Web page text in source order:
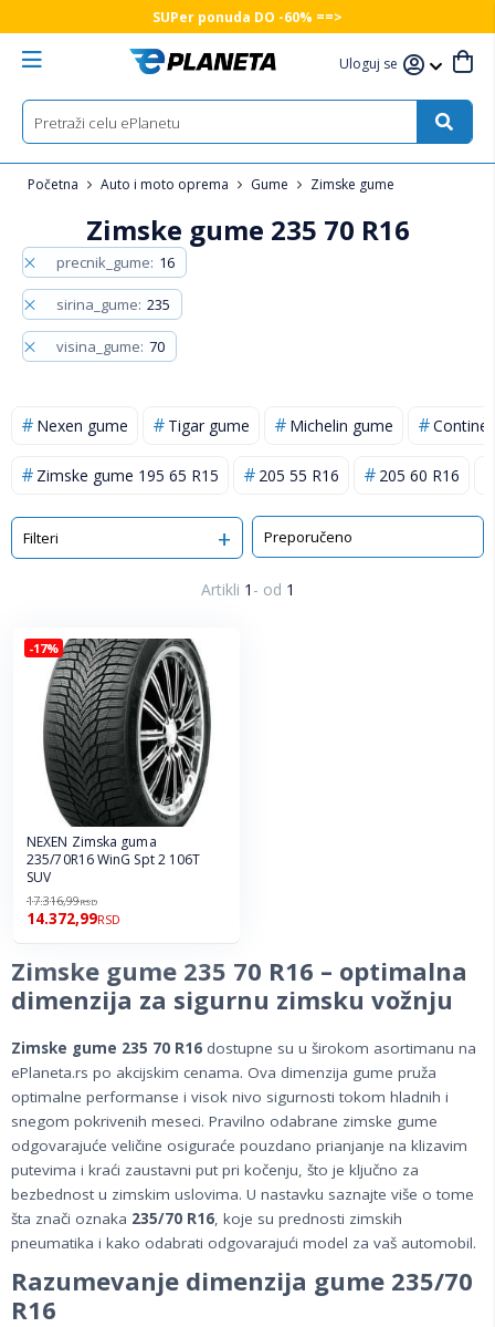
SUPer ponuda DO -60% ==>
Uloguj se
Početna Auto i moto oprema Gume Zimske gume
Zimske gume 235 70 R16
Nexen gume Tigar gume Michelin gume
Zimske gume 195 65 R15 205 55 R16 205 60 R16
Filteri
Artikli 1 - od 1
Sortiraj
-17%
NEXEN Zimska guma
235/70R16 WinG Spt 2 106T
SUV
17.316,99RSD
14.372,99RSD
Zimske gume 235 70 R16 – optimalna
dimenzija za sigurnu zimsku vožnju
Zimske gume 235 70 R16 dostupne su u širokom asortimanu na
ePlaneta.rs po akcijskim cenama. Ova dimenzija gume pruža
optimalne performanse i visok nivo sigurnosti tokom hladnih i
snegom pokrivenih meseci. Pravilno odabrane zimske gume
odgovarajuće veličine osiguraće pouzdano prianjanje na klizavim
putevima i kraći zaustavni put pri kočenju, što je ključno za
bezbednost u zimskim uslovima. U nastavku saznajte više o tome
šta znači oznaka 235/70 R16, koje su prednosti zimskih
pneumatika i kako odabrati odgovarajući model za vaš automobil.
Razumevanje dimenzija gume 235/70
R16
precnik_gume 16
sirina_gume 235
visina_gume 70